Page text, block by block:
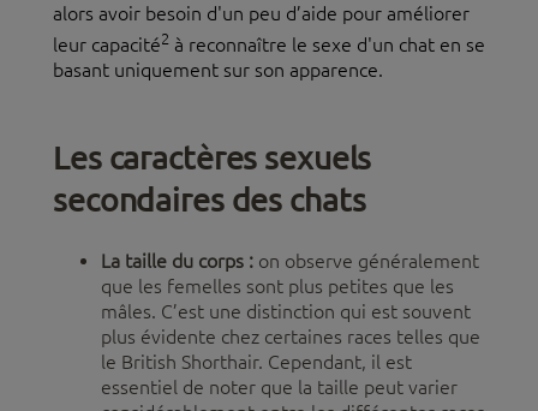
alors avoir besoin d'un peu d’aide pour améliorer
leur capacité2 à reconnaître le sexe d'un chat en se
basant uniquement sur son apparence.
Les caractères sexuels
secondaires des chats
La taille du corps : on observe généralement
que les femelles sont plus petites que les
mâles. C’est une distinction qui est souvent
plus évidente chez certaines races telles que
le British Shorthair. Cependant, il est
essentiel de noter que la taille peut varier